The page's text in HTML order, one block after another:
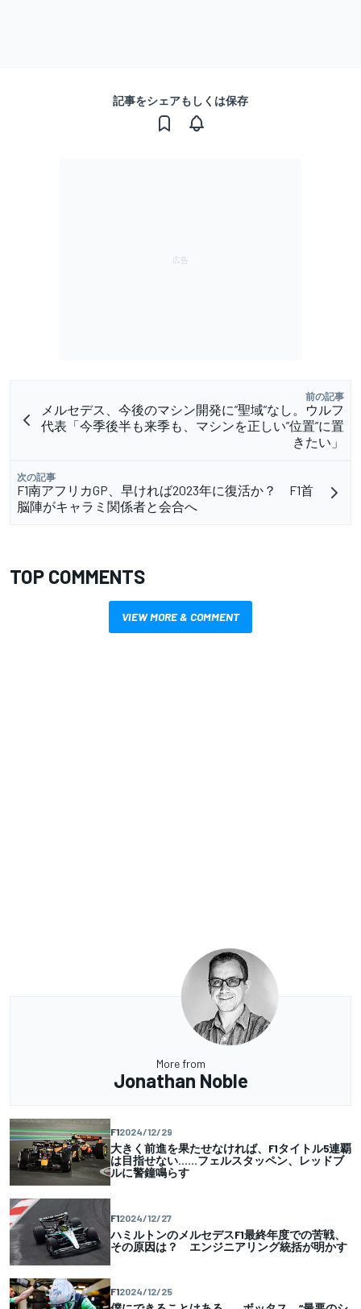
記事をシェアもしくは保存
前の記事
メルセデス、今後のマシン開発に”聖域”なし。ウルフ
代表「今季後半も来季も、マシンを正しい”位置”に置
きたい」
次の記事
F1南アフリカGP、早ければ2023年に復活か？ F1首
脳陣がキャラミ関係者と会合へ
TOP COMMENTS
VIEW MORE & COMMENT
More from
Jonathan Noble
F12024/12/29
大きく前進を果たせなければ、F1タイトル5連覇
は目指せない……フェルスタッペン、レッドブ
ルに警鐘鳴らす
F12024/12/27
ハミルトンのメルセデスF1最終年度での苦戦、
その原因は？ エンジニアリング統括が明かす
F12024/12/25